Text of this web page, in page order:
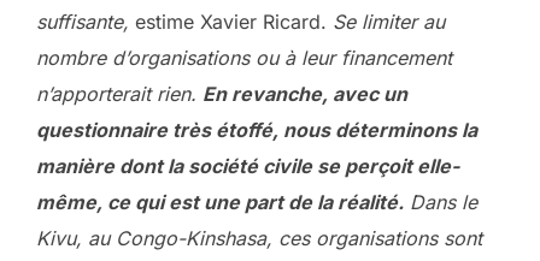
suffisante, estime Xavier Ricard. Se limiter au
nombre d’organisations ou à leur financement
n’apporterait rien. En revanche, avec un
questionnaire très étoffé, nous déterminons la
manière dont la société civile se perçoit elle-
même, ce qui est une part de la réalité. Dans le
Kivu, au Congo-Kinshasa, ces organisations sont